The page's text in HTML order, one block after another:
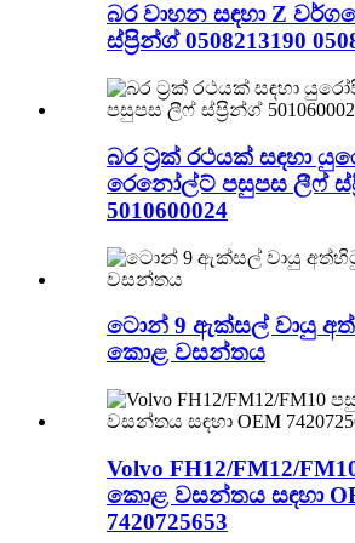
බර වාහන සඳහා Z
ස්ප්‍රින්ග් 0508213190
බර ට්‍රක් රථයක් සඳහා
රෙනෝල්ට් පසුපස ලීෆ්
5010600024
ටොන් 9 ඇක්සල් වායු
කොළ වසන්තය
Volvo FH12/FM12/
කොළ වසන්තය සඳහා
7420725653